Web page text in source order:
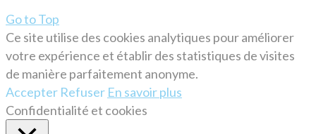
Go to Top
Ce site utilise des cookies analytiques pour améliorer
votre expérience et établir des statistiques de visites
de manière parfaitement anonyme.
Accepter Refuser En savoir plus
Confidentialité et cookies